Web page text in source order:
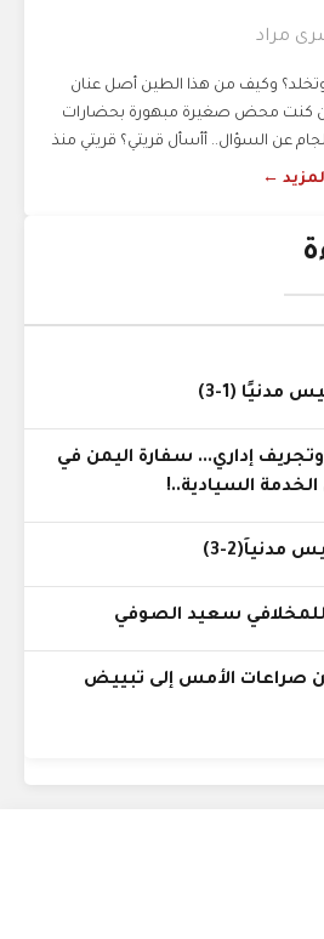
مراد
وتخلد؟ وكيف من هذا الطين أصل عنان
كنت محض صغيرة مبهورة بحضارات
عن السؤال.. أأسأل قريتي؟ قريتي منذ
←
مدنيًا (1-3)
إداري... سفارة اليمن في
السيادية..!
مدنياً(2-3)
للمخلافي سعيد الصوفي
صراعات الأمس إلى تبييض